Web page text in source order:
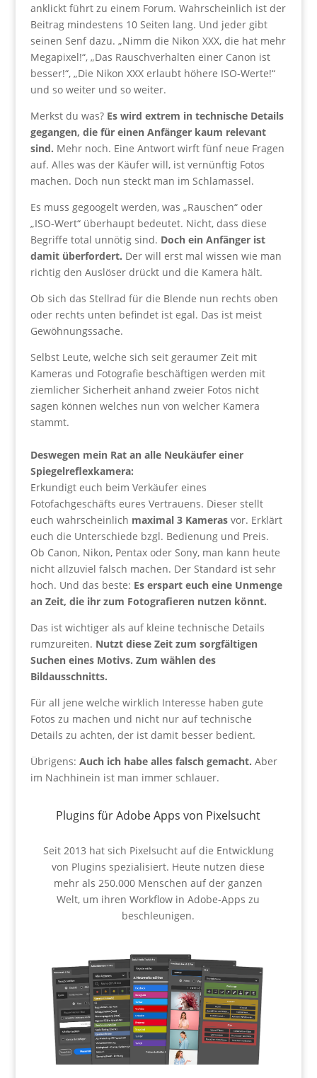
anklickt führt zu einem Forum. Wahrscheinlich ist der
Beitrag mindestens 10 Seiten lang. Und jeder gibt
seinen Senf dazu. „Nimm die Nikon XXX, die hat mehr
Megapixel!“, „Das Rauschverhalten einer Canon ist
besser!“, „Die Nikon XXX erlaubt höhere ISO-Werte!“
und so weiter und so weiter.
Merkst du was? Es wird extrem in technische Details
gegangen, die für einen Anfänger kaum relevant
sind. Mehr noch. Eine Antwort wirft fünf neue Fragen
auf. Alles was der Käufer will, ist vernünftig Fotos
machen. Doch nun steckt man im Schlamassel.
Es muss gegoogelt werden, was „Rauschen“ oder
„ISO-Wert“ überhaupt bedeutet. Nicht, dass diese
Begriffe total unnötig sind. Doch ein Anfänger ist
damit überfordert. Der will erst mal wissen wie man
richtig den Auslöser drückt und die Kamera hält.
Ob sich das Stellrad für die Blende nun rechts oben
oder rechts unten befindet ist egal. Das ist meist
Gewöhnungssache.
Selbst Leute, welche sich seit geraumer Zeit mit
Kameras und Fotografie beschäftigen werden mit
ziemlicher Sicherheit anhand zweier Fotos nicht
sagen können welches nun von welcher Kamera
stammt.
Deswegen mein Rat an alle Neukäufer einer
Spiegelreflexkamera:
Erkundigt euch beim Verkäufer eines
Fotofachgeschäfts eures Vertrauens. Dieser stellt
euch wahrscheinlich maximal 3 Kamerasvor. Erklärt
euch die Unterschiede bzgl. Bedienung und Preis.
Ob Canon, Nikon, Pentax oder Sony, man kann heute
nicht allzuviel falsch machen. Der Standard ist sehr
hoch. Und das beste: Es erspart euch eine Unmenge
an Zeit, die ihr zum Fotografieren nutzen könnt.
Das ist wichtiger als auf kleine technische Details
rumzureiten. Nutzt diese Zeit zum sorgfältigen
Suchen eines Motivs. Zum wählen des
Bildausschnitts.
Für all jene welche wirklich Interesse haben gute
Fotos zu machen und nicht nur auf technische
Details zu achten, der ist damit besser bedient.
Übrigens: Auch ich habe alles falsch gemacht. Aber
im Nachhinein ist man immer schlauer.
Plugins für Adobe Apps von Pixelsucht
Seit 2013 hat sich Pixelsucht auf die Entwicklung
von Plugins spezialisiert. Heute nutzen diese
mehr als 250.000 Menschen auf der ganzen
Welt, um ihren Workflow in Adobe-Apps zu
beschleunigen.